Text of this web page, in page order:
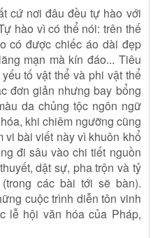
cứ nơi đâu đều tự hào với
hào vì có thể nói: trên thế
có được chiếc áo dài đẹp
mạn mà kín đáo... Tiêu
tố vật thể và phi vật thể
đơn giản nhưng bay bổng
da chủng tộc ngôn ngữ
khi chiêm ngưỡng cũng
vi bài viết này vì khuôn khổ
đi sâu vào chi tiết nguồn
dật sự, pha trộn và tỷ
các bài tới sẽ bàn).
cuộc trình diễn tôn vinh
lễ hội văn hóa của Pháp,